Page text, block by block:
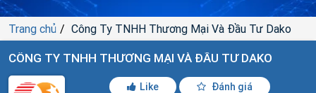
Trang chủ Công Ty TNHH Thương Mại Và Đầu Tư Dako
CÔNG TY TNHH THƯƠNG MẠI VÀ ĐẦU TƯ DAKO
Like Đánh giá